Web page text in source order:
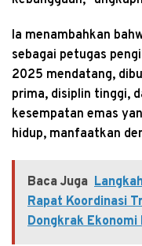
Ia menambahkan
sebagai petugas
2025 mendatang,
prima, disiplin tinggi,
kesempatan emas
hidup, manfaatkan
Baca Juga
Rapat Koordinasi
Dongkrak Ekonomi